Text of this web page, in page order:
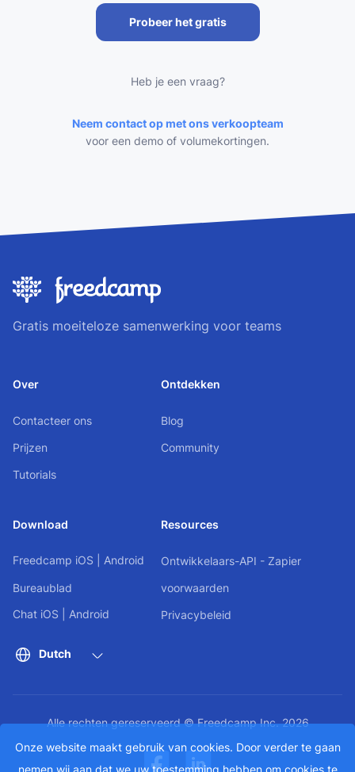
Onze website maakt gebruik van cookies. Door verder te gaan
nemen wij aan dat we uw toestemming hebben om cookies te
Probeer het gratis
Heb je een vraag?
Neem contact op met ons verkoopteam
voor een demo of volumekortingen.
Gratis moeiteloze samenwerking voor teams
Over
Contacteer ons
Prijzen
Tutorials
Ontdekken
Blog
Community
Download
Freedcamp iOS Android
Bureaublad
Chat iOS Android
Resources
Ontwikkelaars-API - Zapier
voorwaarden
Privacybeleid
Alle rechten gereserveerd © Freedcamp Inc. 2026
Dutch